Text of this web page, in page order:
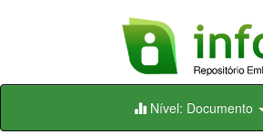
Skip
Nível: Documento